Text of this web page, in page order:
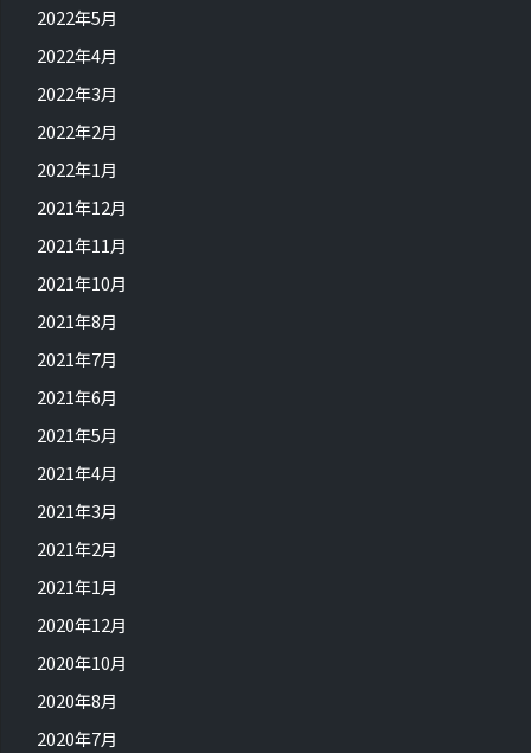
2022年5月
2022年4月
2022年3月
2022年2月
2022年1月
2021年12月
2021年11月
2021年10月
2021年8月
2021年7月
2021年6月
2021年5月
2021年4月
2021年3月
2021年2月
2021年1月
2020年12月
2020年10月
2020年8月
2020年7月